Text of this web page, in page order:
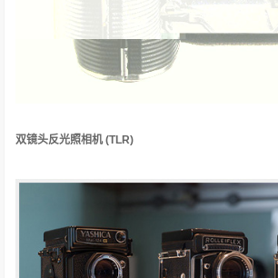
双镜头反光照相机(TLR)